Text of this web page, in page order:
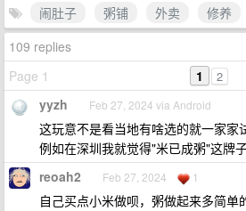
闹肚子
粥铺 外卖
修养
109 replies
Page 1
1 2
yyzh Feb 27, 2024 via Android
这玩意不是看当地有啥选的就一家家
例如在深圳我就觉得"米已成粥"这牌
reoah2 Feb 27, 2024 1
自己买点小米做呗，粥做起来多简单